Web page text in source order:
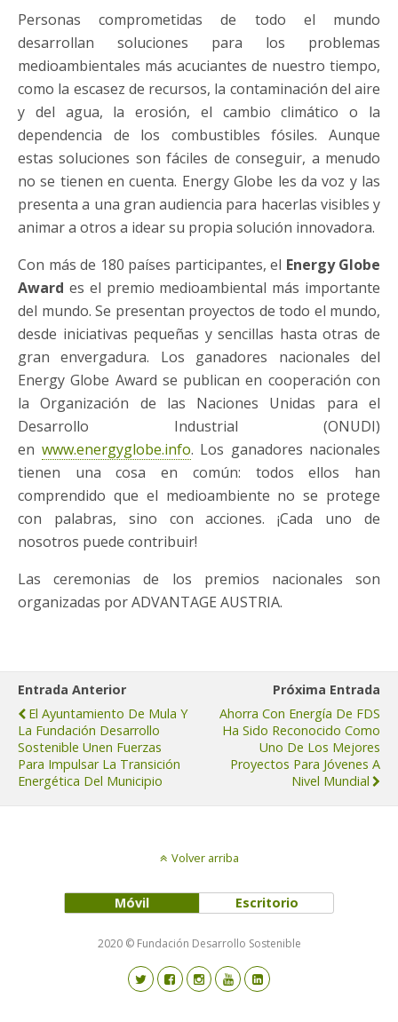
Personas comprometidas de todo el mundo
desarrollan soluciones para los problemas
medioambientales más acuciantes de nuestro tiempo,
como la escasez de recursos, la contaminación del aire
y del agua, la erosión, el cambio climático o la
dependencia de los combustibles fósiles. Aunque
estas soluciones son fáciles de conseguir, a menudo
no se tienen en cuenta. Energy Globe les da voz y las
presenta a una gran audiencia para hacerlas visibles y
animar a otros a idear su propia solución innovadora.
Con más de 180 países participantes, el Energy Globe
Award es el premio medioambiental más importante
del mundo. Se presentan proyectos de todo el mundo,
desde iniciativas pequeñas y sencillas hasta otras de
gran envergadura. Los ganadores nacionales del
Energy Globe Award se publican en cooperación con
la Organización de las Naciones Unidas para el
Desarrollo Industrial (ONUDI)
en www.energyglobe.info. Los ganadores nacionales
tienen una cosa en común: todos ellos han
comprendido que el medioambiente no se protege
con palabras, sino con acciones. ¡Cada uno de
nosotros puede contribuir!
Las ceremonias de los premios nacionales son
organizadas por ADVANTAGE AUSTRIA.
Entrada Anterior
El Ayuntamiento De Mula Y
La Fundación Desarrollo
Sostenible Unen Fuerzas
Para Impulsar La Transición
Energética Del Municipio
Próxima Entrada
Ahorra Con Energía De FDS
Ha Sido Reconocido Como
Uno De Los Mejores
Proyectos Para Jóvenes A
Nivel Mundial
Volver arriba
Móvil Escritorio
2020 © Fundación Desarrollo Sostenible